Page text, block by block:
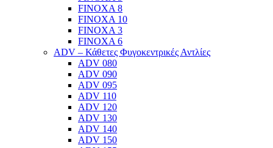
FINOXA 8
FINOXA 10
FINOXA 3
FINOXA 6
ADV – Κάθετες Φυγοκεντρικές Αντλίες
ADV 080
ADV 090
ADV 095
ADV 110
ADV 120
ADV 130
ADV 140
ADV 150